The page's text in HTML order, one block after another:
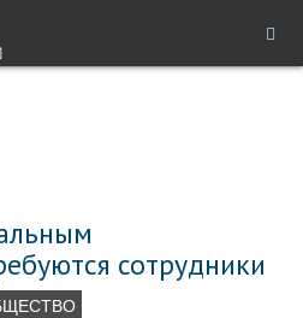
сотрудники